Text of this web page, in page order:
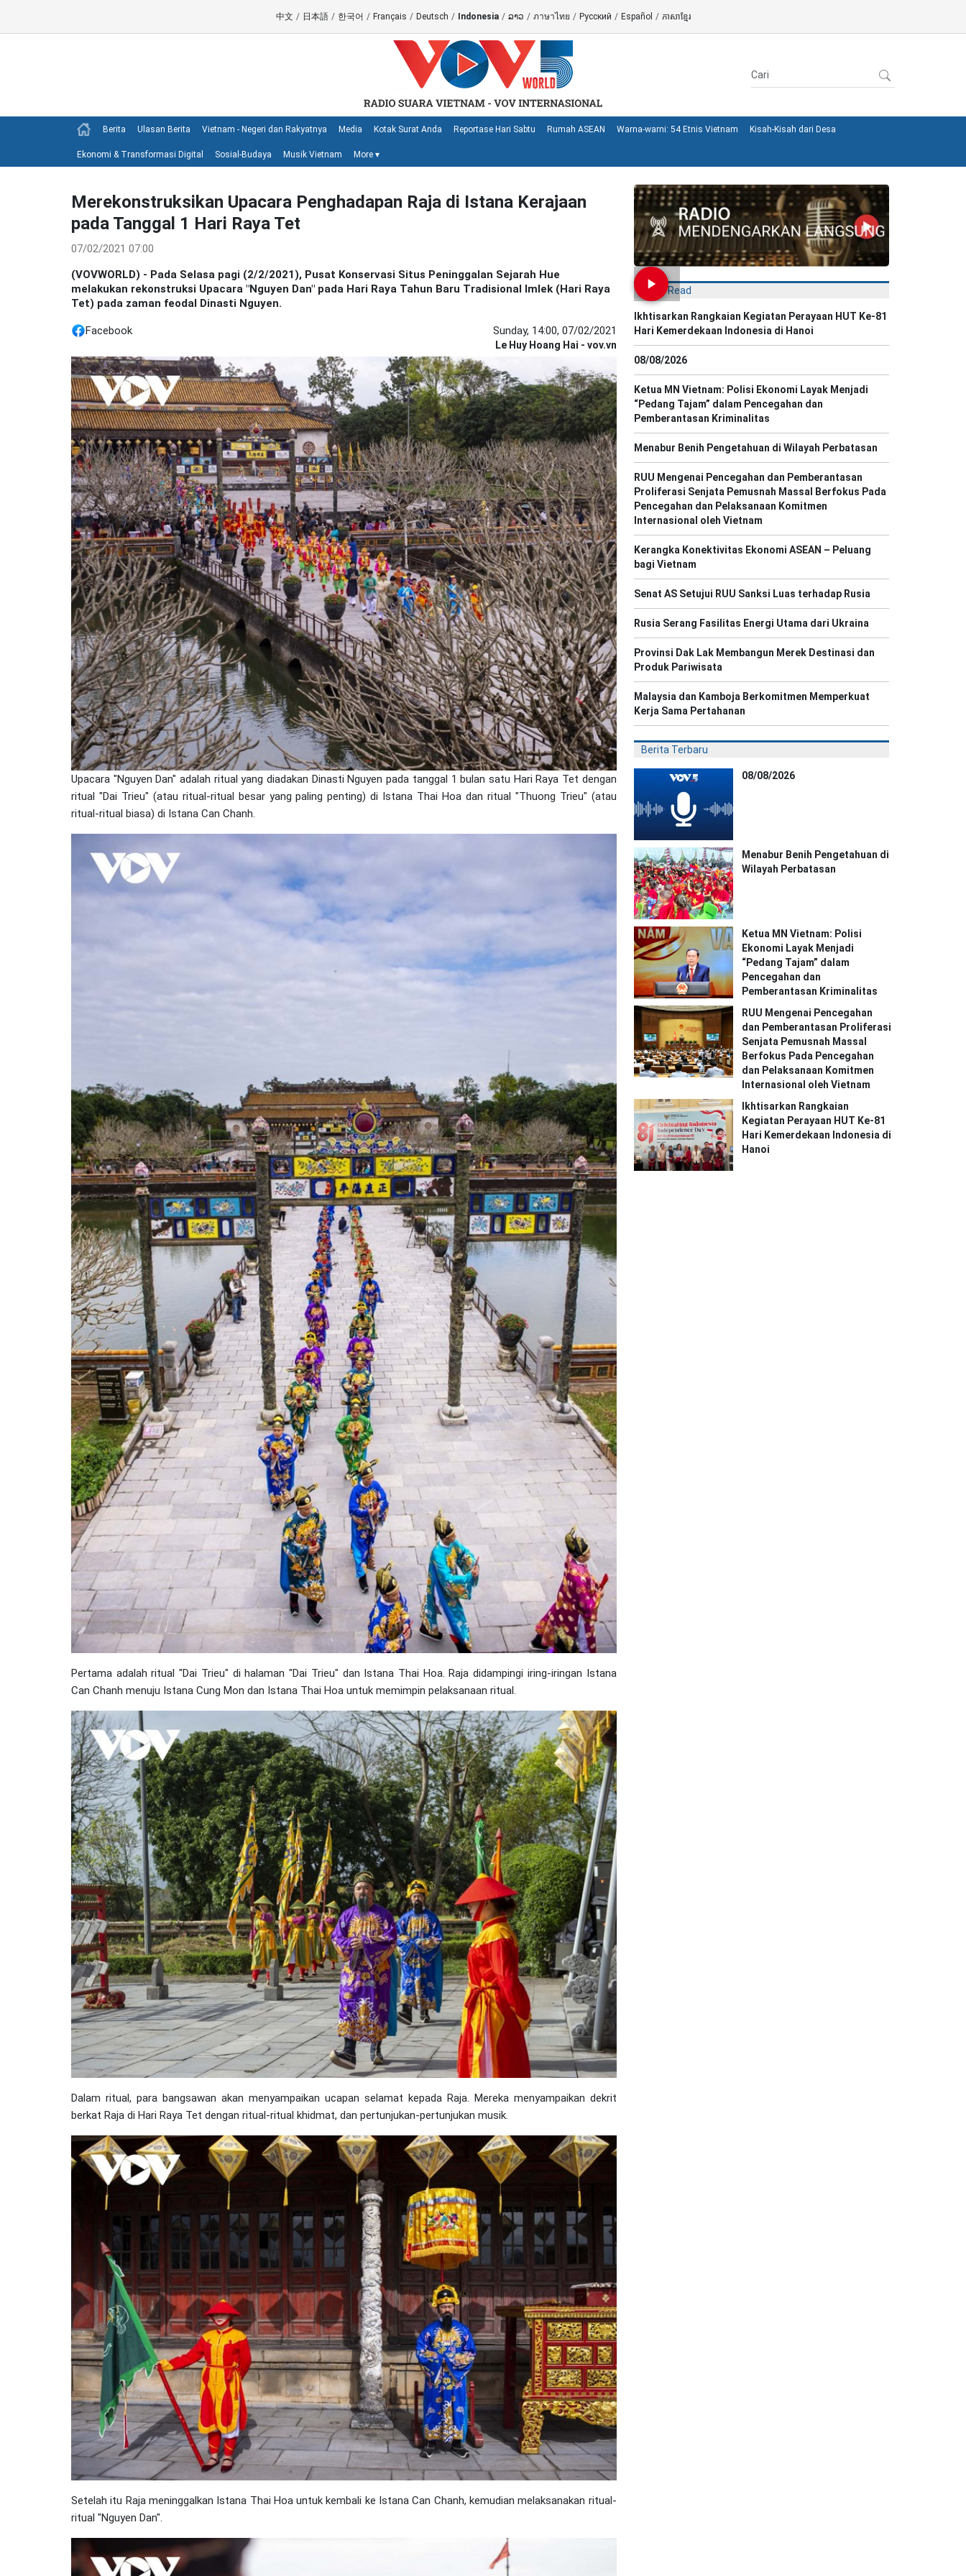
中文 / 日本語 / 한국어 / Français / Deutsch / Indonesia / ລາວ / ภาษาไทย / Русский / Español / ភាសាខ្មែរ
Berita Ulasan Berita Vietnam - Negeri dan Rakyatnya Media Kotak Surat Anda Reportase Hari Sabtu Rumah ASEAN Warna-warni: 54 Etnis Vietnam Kisah-Kisah dari Desa
Ekonomi & Transformasi Digital Sosial-Budaya Musik Vietnam More ▾
Merekonstruksikan Upacara Penghadapan Raja di Istana Kerajaan
pada Tanggal 1 Hari Raya Tet
07/02/2021 07:00
(VOVWORLD) - Pada Selasa pagi (2/2/2021), Pusat Konservasi Situs Peninggalan Sejarah Hue
melakukan rekonstruksi Upacara "Nguyen Dan" pada Hari Raya Tahun Baru Tradisional Imlek (Hari Raya
Tet) pada zaman feodal Dinasti Nguyen.
Facebook Sunday, 14:00, 07/02/2021
Le Huy Hoang Hai - vov.vn
Upacara "Nguyen Dan" adalah ritual yang diadakan Dinasti Nguyen pada tanggal 1 bulan satu Hari Raya Tet dengan
ritual "Dai Trieu" (atau ritual-ritual besar yang paling penting) di Istana Thai Hoa dan ritual "Thuong Trieu" (atau
ritual-ritual biasa) di Istana Can Chanh.
Pertama adalah ritual "Dai Trieu" di halaman "Dai Trieu" dan Istana Thai Hoa. Raja didampingi iring-iringan Istana
Can Chanh menuju Istana Cung Mon dan Istana Thai Hoa untuk memimpin pelaksanaan ritual.
Dalam ritual, para bangsawan akan menyampaikan ucapan selamat kepada Raja. Mereka menyampaikan dekrit
berkat Raja di Hari Raya Tet dengan ritual-ritual khidmat, dan pertunjukan-pertunjukan musik.
Setelah itu Raja meninggalkan Istana Thai Hoa untuk kembali ke Istana Can Chanh, kemudian melaksanakan ritual-
ritual "Nguyen Dan".
Most Read
Ikhtisarkan Rangkaian Kegiatan Perayaan HUT Ke-81
Hari Kemerdekaan Indonesia di Hanoi
08/08/2026
Ketua MN Vietnam: Polisi Ekonomi Layak Menjadi
“Pedang Tajam” dalam Pencegahan dan
Pemberantasan Kriminalitas
Menabur Benih Pengetahuan di Wilayah Perbatasan
RUU Mengenai Pencegahan dan Pemberantasan
Proliferasi Senjata Pemusnah Massal Berfokus Pada
Pencegahan dan Pelaksanaan Komitmen
Internasional oleh Vietnam
Kerangka Konektivitas Ekonomi ASEAN – Peluang
bagi Vietnam
Senat AS Setujui RUU Sanksi Luas terhadap Rusia
Rusia Serang Fasilitas Energi Utama dari Ukraina
Provinsi Dak Lak Membangun Merek Destinasi dan
Produk Pariwisata
Malaysia dan Kamboja Berkomitmen Memperkuat
Kerja Sama Pertahanan
Berita Terbaru
08/08/2026
Menabur Benih Pengetahuan di
Wilayah Perbatasan
Ketua MN Vietnam: Polisi
Ekonomi Layak Menjadi
“Pedang Tajam” dalam
Pencegahan dan
Pemberantasan Kriminalitas
RUU Mengenai Pencegahan
dan Pemberantasan Proliferasi
Senjata Pemusnah Massal
Berfokus Pada Pencegahan
dan Pelaksanaan Komitmen
Internasional oleh Vietnam
Ikhtisarkan Rangkaian
Kegiatan Perayaan HUT Ke-81
Hari Kemerdekaan Indonesia di
Hanoi